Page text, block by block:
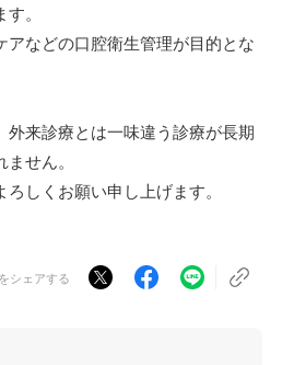
。
アなどの口腔衛生管理が目的とな
来診療とは一味違う診療が長期
せん。
しくお願い申し上げます。
シェアする